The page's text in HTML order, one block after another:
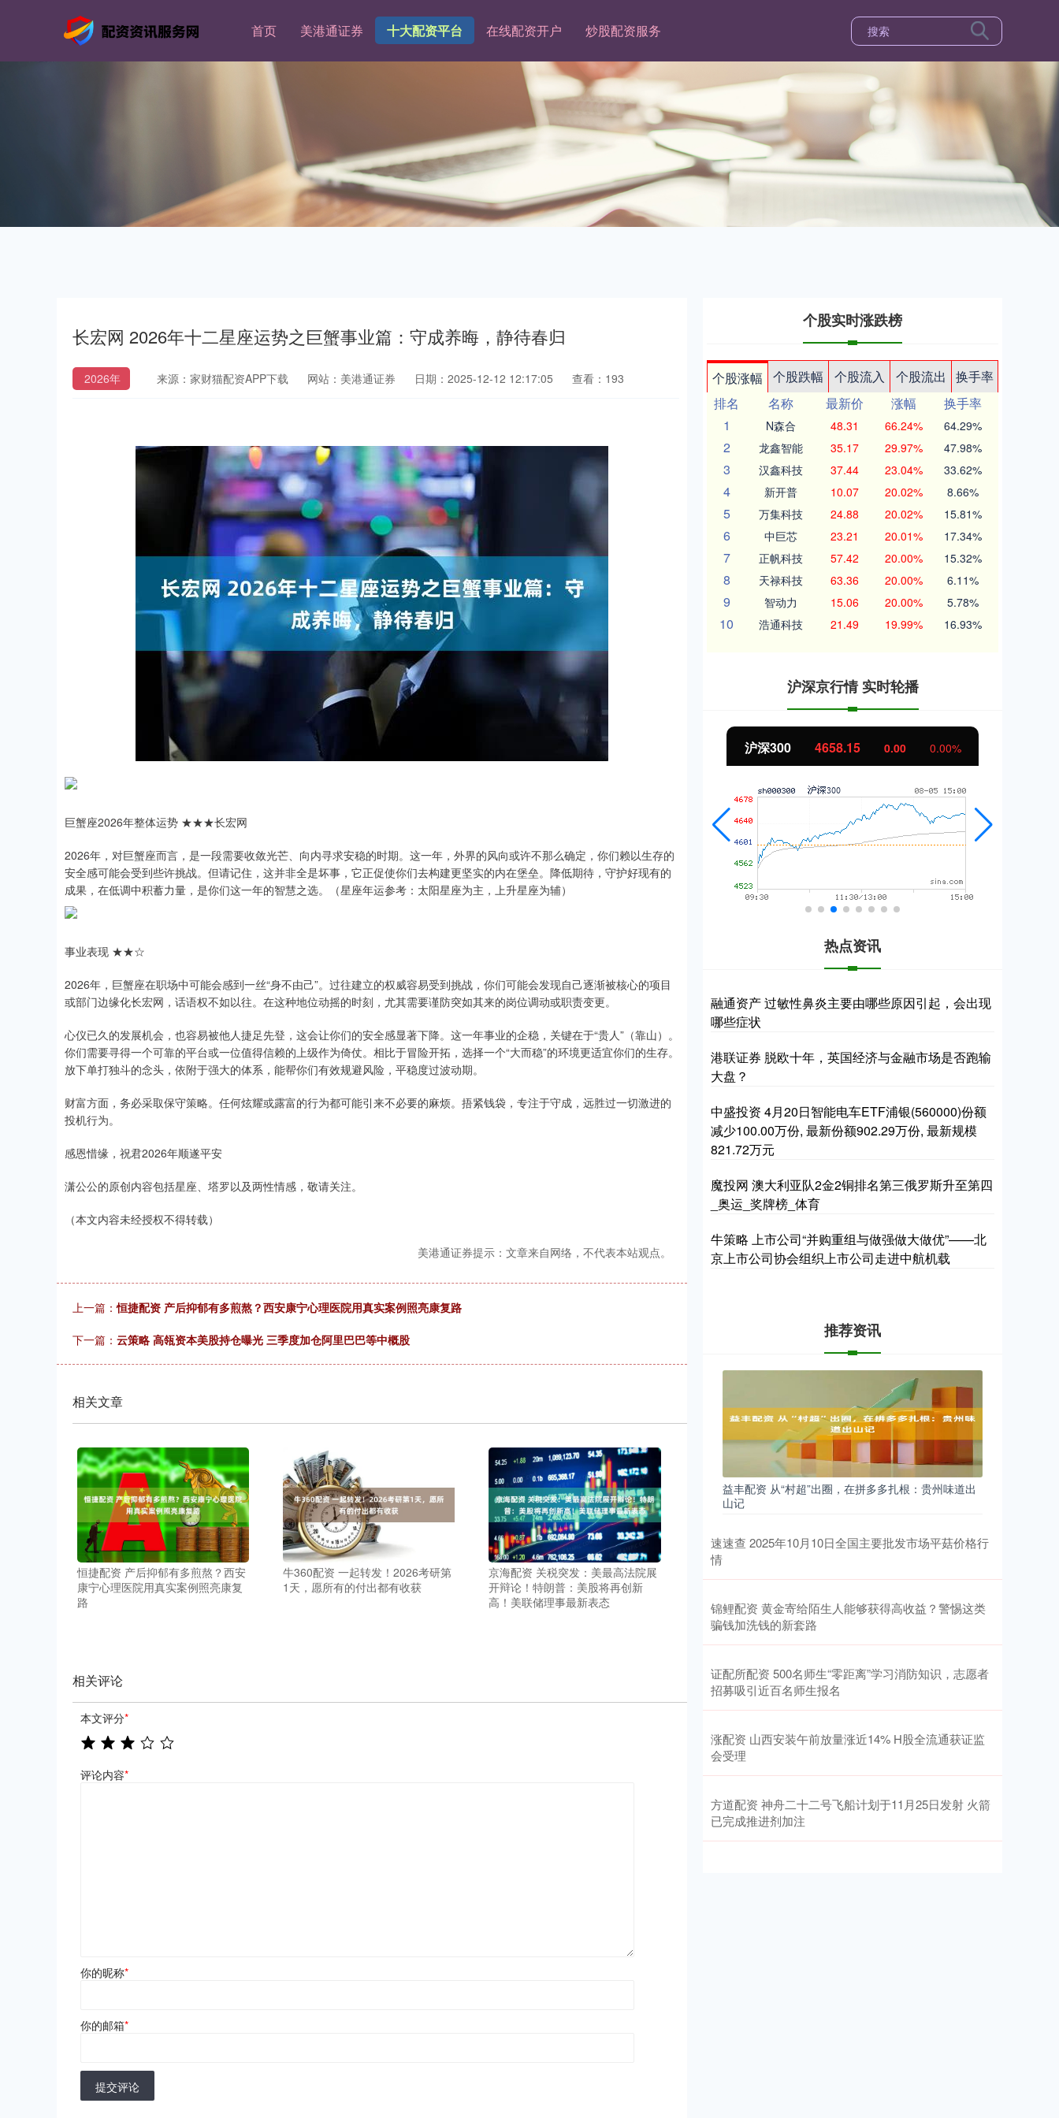
首页 美港通证券 十大配资平台 在线配资开户 炒股配资服务
长宏网 2026年十二星座运势之巨蟹事业篇：守成养晦，静待春归
2026年 来源：家财猫配资APP下载 网站：美港通证券 日期：2025-12-12 12:17:05 查看：193
巨蟹座2026年整体运势 ★★★长宏网
2026年，对巨蟹座而言，是一段需要收敛光芒、向内寻求安稳的时期。这一年，外界的风向或许不那么确定，你们赖以生存的
安全感可能会受到些许挑战。但请记住，这并非全是坏事，它正促使你们去构建更坚实的内在堡垒。降低期待，守护好现有的
成果，在低调中积蓄力量，是你们这一年的智慧之选。（星座年运参考：太阳星座为主，上升星座为辅）
事业表现 ★★☆
2026年，巨蟹座在职场中可能会感到一丝“身不由己”。过往建立的权威容易受到挑战，你们可能会发现自己逐渐被核心的项目
或部门边缘化长宏网，话语权不如以往。在这种地位动摇的时刻，尤其需要谨防突如其来的岗位调动或职责变更。
心仪已久的发展机会，也容易被他人捷足先登，这会让你们的安全感显著下降。这一年事业的企稳，关键在于“贵人”（靠山）。
你们需要寻得一个可靠的平台或一位值得信赖的上级作为倚仗。相比于冒险开拓，选择一个“大而稳”的环境更适宜你们的生存。
放下单打独斗的念头，依附于强大的体系，能帮你们有效规避风险，平稳度过波动期。
财富方面，务必采取保守策略。任何炫耀或露富的行为都可能引来不必要的麻烦。捂紧钱袋，专注于守成，远胜过一切激进的
投机行为。
感恩惜缘，祝君2026年顺遂平安
潇公公的原创内容包括星座、塔罗以及两性情感，敬请关注。
（本文内容未经授权不得转载）
美港通证券提示：文章来自网络，不代表本站观点。
上一篇：恒捷配资 产后抑郁有多煎熬？西安康宁心理医院用真实案例照亮康复路
下一篇： 云策略 高瓴资本美股持仓曝光 三季度加仓阿里巴巴等中概股
相关文章
恒捷配资 产后抑郁有多煎熬？西安
康宁心理医院用真实案例照亮康复
路
牛360配资 一起转发！2026考研第
1天，愿所有的付出都有收获
京海配资 关税突发：美最高法院展
开辩论！特朗普：美股将再创新
高！美联储理事最新表态
相关评论
本文评分*
评论内容*
你的昵称*
你的邮箱*
提交评论
个股实时涨跌榜
个股涨幅 个股跌幅 个股流入 个股流出
换手率
排名
名称 最新价 涨幅
换手率
1
N森合 48.31 66.24% 64.29%
2 龙鑫智能 35.17 29.97% 47.98%
3 汉鑫科技 37.44 23.04% 33.62%
4 新开普 10.07 20.02% 8.66%
5 万集科技 24.88 20.02% 15.81%
6 中巨芯 23.21 20.01% 17.34%
7 正帆科技 57.42 20.00% 15.32%
8 天禄科技 63.36 20.00% 6.11%
9 智动力 15.06 20.00% 5.78%
10 浩通科技 21.49 19.99% 16.93%
沪深京行情 实时轮播
上证指数 0.00 沪深300 4658.15 0.00 0.00%
热点资讯
融通资产 过敏性鼻炎主要由哪些原因引起，会出现
哪些症状
港联证券 脱欧十年，英国经济与金融市场是否跑输
大盘？
中盛投资 4月20日智能电车ETF浦银(560000)份额
减少100.00万份, 最新份额902.29万份, 最新规模
821.72万元
魔投网 澳大利亚队2金2铜排名第三俄罗斯升至第四
_奥运_奖牌榜_体育
牛策略 上市公司“并购重组与做强做大做优”——北
京上市公司协会组织上市公司走进中航机载
推荐资讯
益丰配资 从“村超”出圈，在拼多多扎根：贵州味道出
山记
速速查 2025年10月10日全国主要批发市场平菇价格行
情
锦鲤配资 黄金寄给陌生人能够获得高收益？警惕这类
骗钱加洗钱的新套路
证配所配资 500名师生“零距离”学习消防知识，志愿者
招募吸引近百名师生报名
涨配资 山西安装午前放量涨近14% H股全流通获证监
会受理
方道配资 神舟二十二号飞船计划于11月25日发射 火箭
已完成推进剂加注